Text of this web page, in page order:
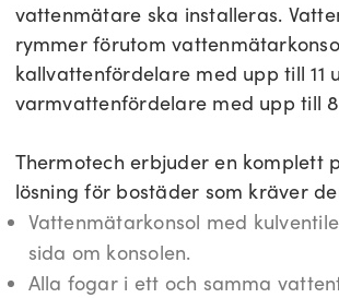
vattenmätare ska installeras.
rymmer förutom
kallvattenfördelare med upp till 11
varmvattenfördelare med upp till
Thermotech erbjuder en komplett
lösning för bostäder som kräver
Vattenmätarkonsol med
sida om konsolen.
Alla fogar i ett och samma